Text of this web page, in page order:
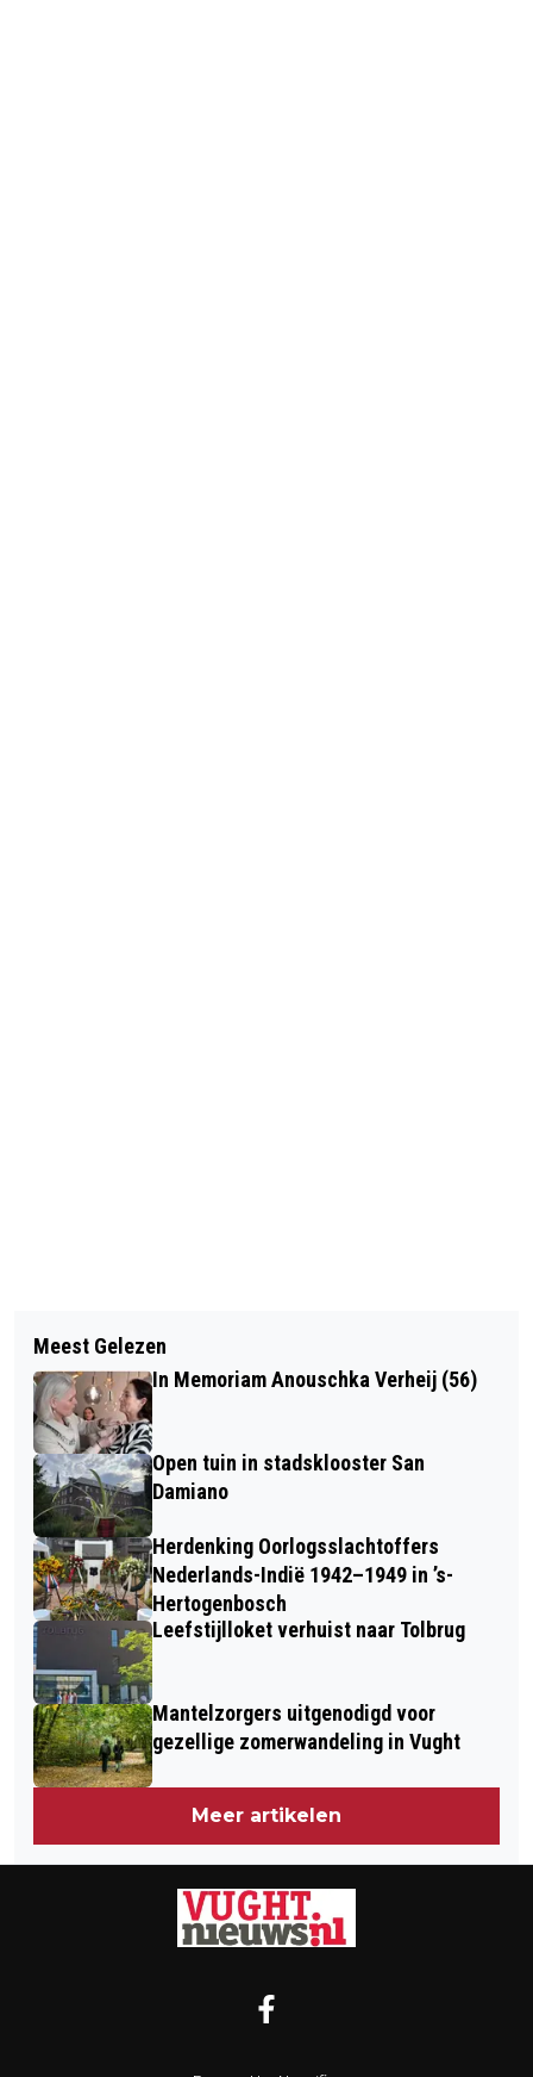
NIEUWJAARSCONCERT NOTEN OP DE
NOEN
NIEUW VERKEERSBORD VOOR ZERO-
EMISSIEZONES EN MILIEUZONES
Meest Gelezen
In Memoriam Anouschka Verheij (56)
Open tuin in stadsklooster San
Damiano
Herdenking Oorlogsslachtoffers
Nederlands-Indië 1942–1949 in ’s-
Hertogenbosch
Leefstijlloket verhuist naar Tolbrug
Mantelzorgers uitgenodigd voor
gezellige zomerwandeling in Vught
Meer artikelen